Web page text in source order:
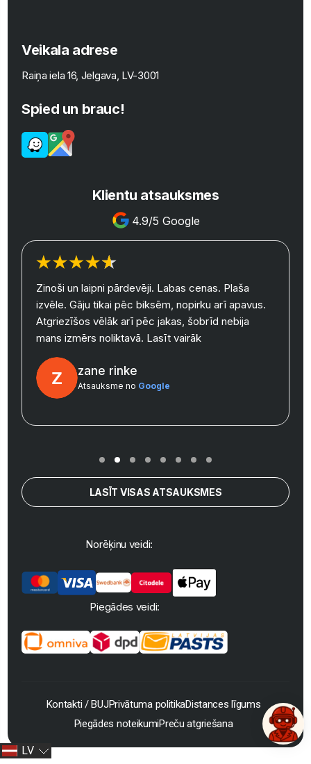
Veikala adrese
Raiņa iela 16, Jelgava, LV-3001
Spied un brauc!
Klientu atsauksmes
4.9/5 Google
Zinoši un laipni pārdevēji. Labas cenas. Plaša
izvēle. Gāju tikai pēc biksēm, nopirku arī apavus.
Atgriezīšos vēlāk arī pēc jakas, šobrīd nebija
mans izmērs noliktavā. Lasīt vairāk
zane rinke
Atsauksme no Google
LASĪT VISAS ATSAUKSMES
Norēķinu veidi:
Piegādes veidi:
Kontakti / BUJPrivātuma politikaDistances līgums
Piegādes noteikumiPreču atgriešana
LV